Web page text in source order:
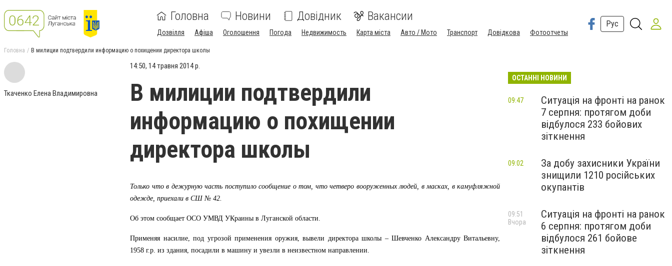
Головна Новини Довідник Вакансии
Дозвілля Афіша Оголошення Погода Недвижимость Карта міста Авто / Мото Транспорт Довідкова Фотоотчеты
Рус
Головна В милиции подтвердили информацию о похищении директора школы
Ткаченко Елена Владимировна
14:50, 14 травня 2014 р.
В милиции подтвердили
информацию о похищении
директора школы
Только что в дежурную часть поступило сообщение о том, что четверо вооруженных людей, в масках, в камуфляжной
одежде, приехали в СШ № 42.
Об этом сообщает ОСО УМВД УКраины в Луганской области.
Применяя насилие, под угрозой применения оружия, вывели директора школы – Шевченко Александру Витальевну,
1958 г.р. из здания, посадили в машину и увезли в неизвестном направлении.
ОСТАННІ НОВИНИ
Ситуація на фронті на ранок
7 серпня: протягом доби
відбулося 233 бойових
зіткнення
09:47
За добу захисники України
знищили 1210 російських
окупантів
09:02
Ситуація на фронті на ранок
6 серпня: протягом доби
відбулося 261 бойове
зіткнення
09:51
Вчора